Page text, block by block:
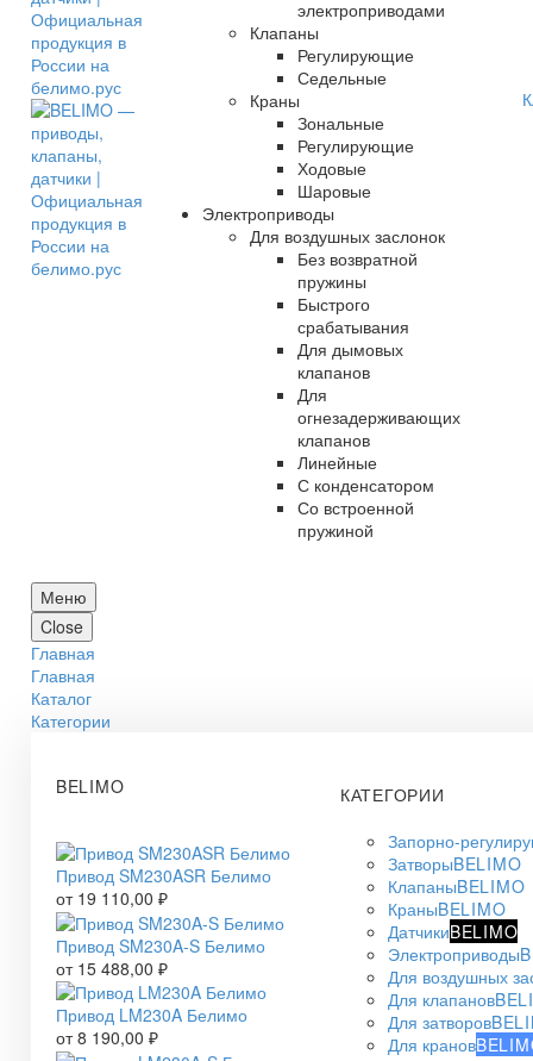
электроприводами
Клапаны
Регулирующие
Седельные
Краны
Зональные
Регулирующие
Ходовые
Шаровые
Электроприводы
Для воздушных заслонок
Без возвратной
пружины
Быстрого
срабатывания
Для дымовых
клапанов
Для
огнезадерживающих
клапанов
Линейные
С конденсатором
Со встроенной
пружиной
Меню
Close
Главная
Главная
Каталог
Категории
BELIMO
Привод SM230ASR Белимо
от 19 110,00 ₽
Привод SM230A-S Белимо
от 15 488,00 ₽
Привод LM230A Белимо
от8 190,00 ₽
КАТЕГОРИИ
Запорно-
ЗатворыBELIMO
КлапаныBELIMO
КраныBELIMO
ДатчикиBELIMO
Электроприводы
Для воздушных
Для клапанов
Для затворов
Для кранов